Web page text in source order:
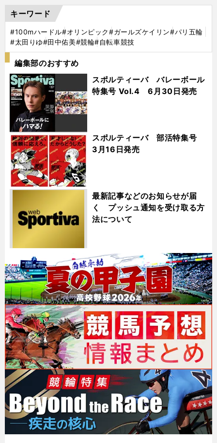
キーワード
#100mハードル#オリンピック#ガールズケイリン#パリ五輪
#太田りゆ#田中佑美#競輪#自転車競技
編集部のおすすめ
スポルティーバ バレーボール
特集号 Vol.4 6月30日発売
スポルティーバ 部活特集号
3月16日発売
最新記事などのお知らせが届
く プッシュ通知を受け取る方
法について